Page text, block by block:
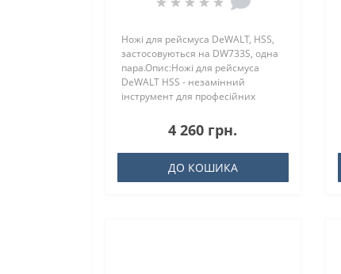
Ножі для рейсмуса DeWALT, HSS,
застосовуються на DW733S, одна
пара.Опис:Ножі для рейсмуса
DeWALT HSS - незамінний
інструмент для професійних
4 260 грн.
ДО КОШИКА